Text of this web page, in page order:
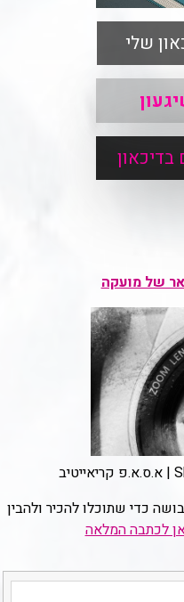
שלי
של מועקה
כדי שתוכלו להכיר ולהבין
לכתבה המלאה